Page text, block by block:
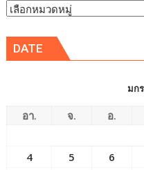
หัวข้อ
DATE
มก
อา. จ. อ.
4
5 6